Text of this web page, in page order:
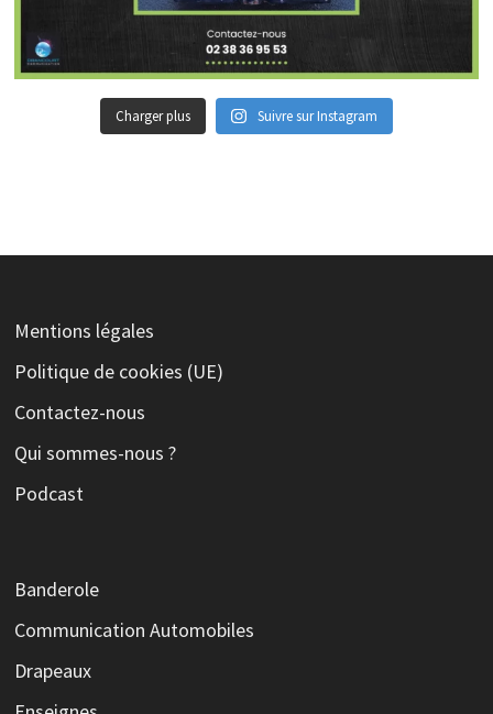
Charger plus Suivre sur Instagram
Mentions légales
Politique de cookies (UE)
Contactez-nous
Qui sommes-nous ?
Podcast
Banderole
Communication Automobiles
Drapeaux